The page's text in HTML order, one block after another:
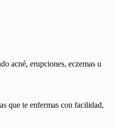
acné, erupciones, eczemas u
que te enfermas con facilidad,